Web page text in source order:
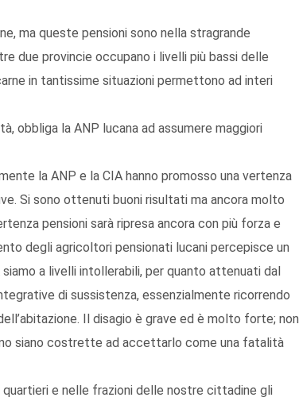
ma queste pensioni sono nella stragrande
due provincie occupano i livelli più bassi delle
in tantissime situazioni permettono ad interi
obbliga la ANP lucana ad assumere maggiori
la ANP e la CIA hanno promosso una vertenza
Si sono ottenuti buoni risultati ma ancora molto
pensioni sarà ripresa ancora con più forza e
degli agricoltori pensionati lucani percepisce un
a livelli intollerabili, per quanto attenuati dal
di sussistenza, essenzialmente ricorrendo
Il disagio è grave ed è molto forte; non
siano costrette ad accettarlo come una fatalità
e nelle frazioni delle nostre cittadine gli